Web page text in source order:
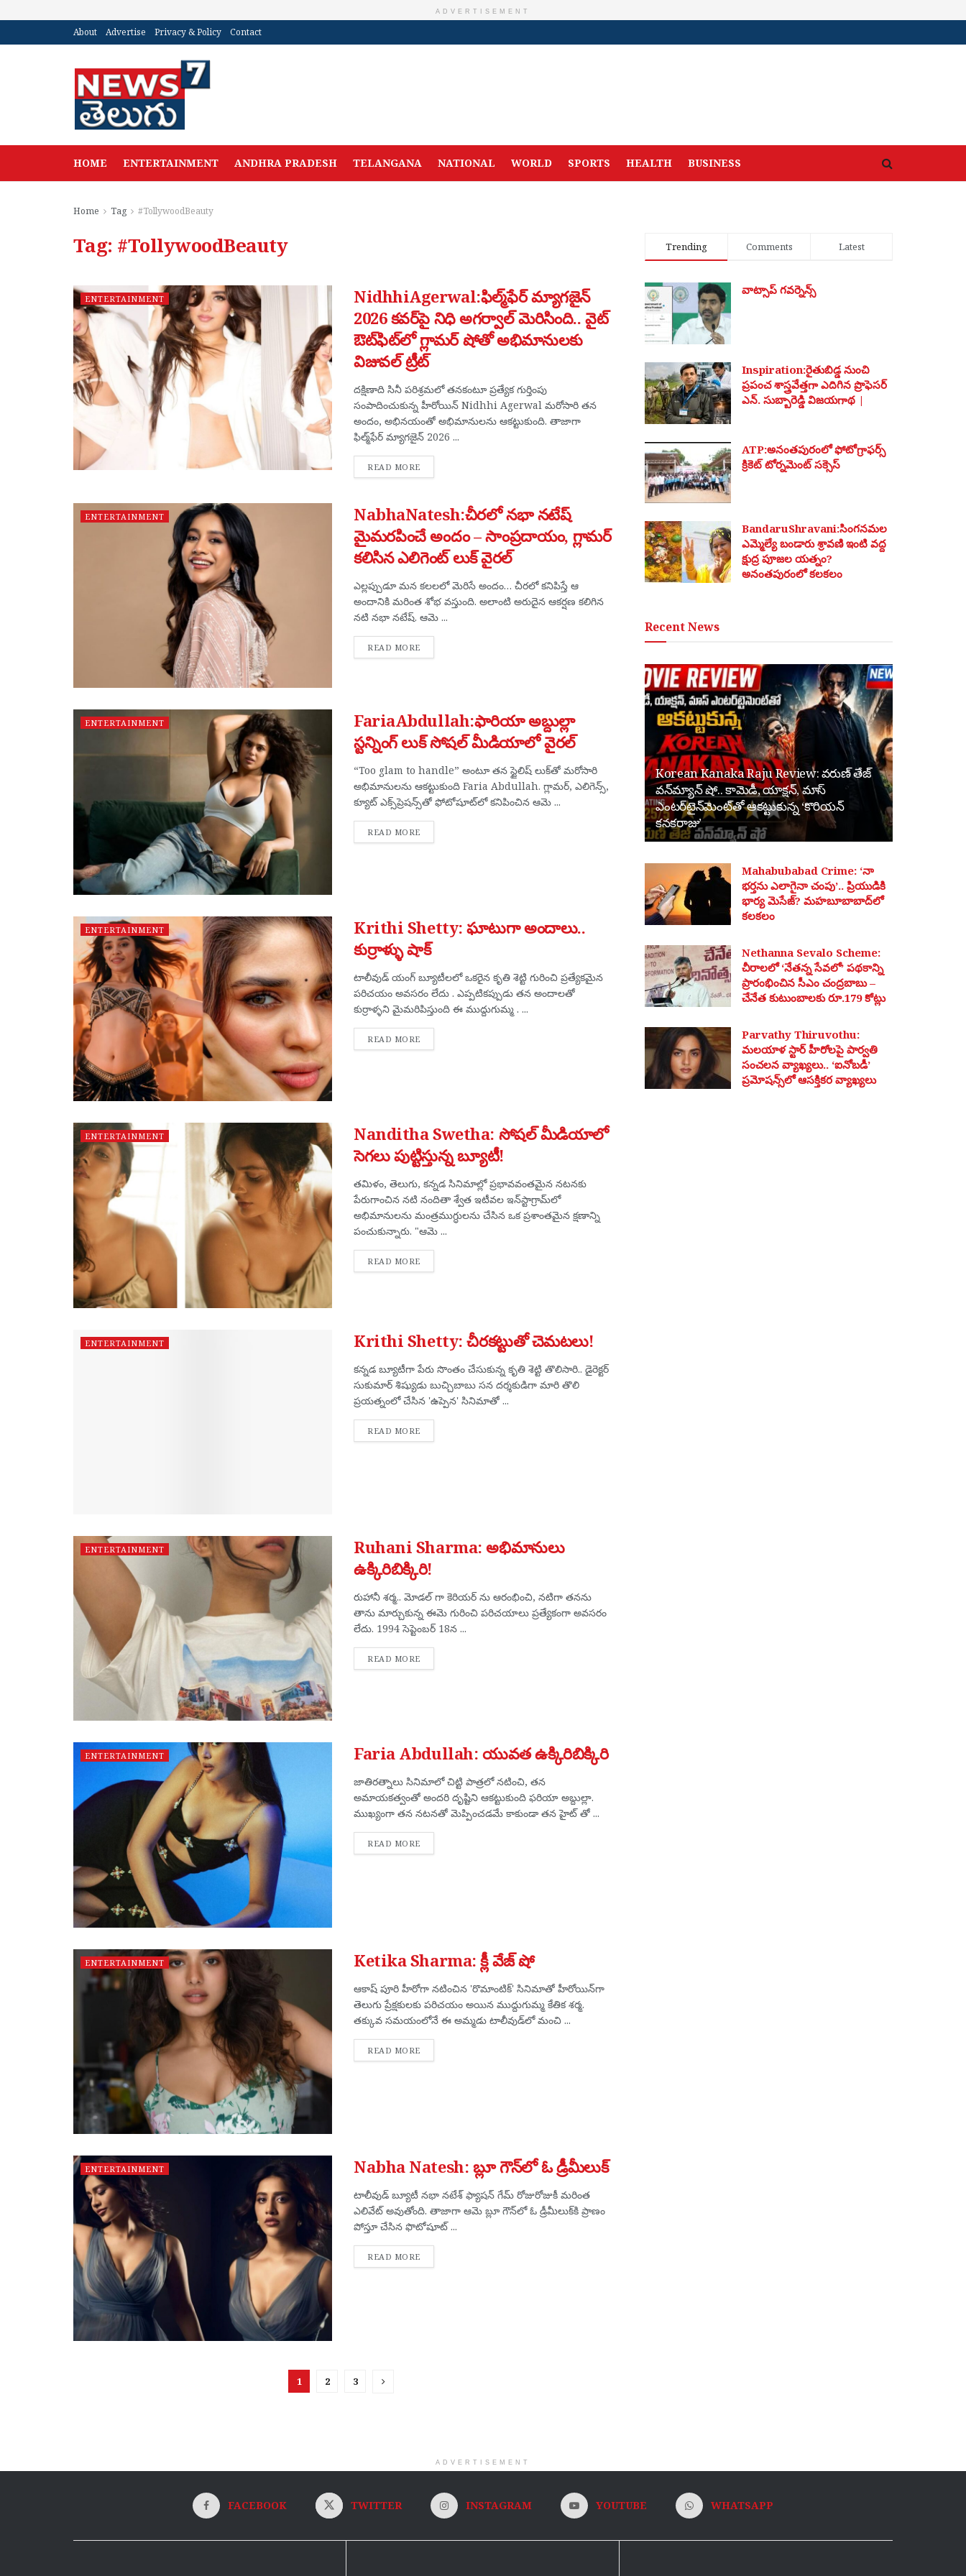
ADVERTISEMENT
About Advertise Privacy & Policy Contact
HOME ENTERTAINMENT ANDHRA PRADESH TELANGANA NATIONAL WORLD SPORTS HEALTH BUSINESS
Home Tag #TollywoodBeauty
Tag: #TollywoodBeauty
ENTERTAINMENT
NidhhiAgerwal:ఫిల్మ్‌ఫేర్ మ్యాగజైన్
2026 కవర్‌పై నిధి అగర్వాల్ మెరిసింది.. వైట్
ఔట్‌ఫిట్‌లో గ్లామర్ షోతో అభిమానులకు
విజువల్ ట్రీట్
దక్షిణాది సినీ పరిశ్రమలో తనకంటూ ప్రత్యేక గుర్తింపు
సంపాదించుకున్న హీరోయిన్ Nidhhi Agerwal మరోసారి తన
అందం, అభినయంతో అభిమానులను ఆకట్టుకుంది. తాజాగా
ఫిల్మ్‌ఫేర్ మ్యాగజైన్ 2026 ...
READ MOREDETAILS
ENTERTAINMENT
NabhaNatesh:చీరలో నభా నటేష్
మైమరపించే అందం – సాంప్రదాయం, గ్లామర్
కలిసిన ఎలిగెంట్ లుక్ వైరల్
ఎల్లప్పుడూ మన కలలలో మెరిసే అందం… చీరలో కనిపిస్తే ఆ
అందానికి మరింత శోభ వస్తుంది. అలాంటి అరుదైన ఆకర్షణ కలిగిన
నటి నభా నటేష్. ఆమె ...
READ MOREDETAILS
ENTERTAINMENT
FariaAbdullah:ఫారియా అబ్దుల్లా
స్టన్నింగ్ లుక్ సోషల్ మీడియాలో వైరల్
“Too glam to handle” అంటూ తన స్టైలిష్ లుక్‌తో మరోసారి
అభిమానులను ఆకట్టుకుంది Faria Abdullah. గ్లామర్, ఎలిగెన్స్,
క్యూట్ ఎక్స్‌ప్రెషన్స్‌తో ఫోటోషూట్‌లో కనిపించిన ఆమె ...
READ MOREDETAILS
ENTERTAINMENT
Krithi Shetty: ఘాటుగా అందాలు..
కుర్రాళ్ళు షాక్
టాలీవుడ్ యంగ్ బ్యూటీలలో ఒకరైన కృతి శెట్టి గురించి ప్రత్యేకమైన
పరిచయం అవసరం లేదు . ఎప్పటికప్పుడు తన అందాలతో
కుర్రాళ్ళని మైమరిపిస్తుంది ఈ ముద్దుగుమ్మ . ...
READ MOREDETAILS
ENTERTAINMENT
Nanditha Swetha: సోషల్ మీడియాలో
సెగలు పుట్టిస్తున్న బ్యూటీ!
తమిళం, తెలుగు, కన్నడ సినిమాల్లో ప్రభావవంతమైన నటనకు
పేరుగాంచిన నటి నందితా శ్వేత ఇటీవల ఇన్‌స్టాగ్రామ్‌లో
అభిమానులను మంత్రముగ్ధులను చేసిన ఒక ప్రశాంతమైన క్షణాన్ని
పంచుకున్నారు. "ఆమె ...
READ MOREDETAILS
ENTERTAINMENT Krithi Shetty: చీరకట్టుతో చెమటలు!
కన్నడ బ్యూటీగా పేరు సొంతం చేసుకున్న కృతి శెట్టి తొలిసారి.. డైరెక్టర్
సుకుమార్ శిష్యుడు బుచ్చిబాబు సన దర్శకుడిగా మారి తొలి
ప్రయత్నంలో చేసిన 'ఉప్పెన' సినిమాతో ...
READ MOREDETAILS
ENTERTAINMENT
Ruhani Sharma: అభిమానులు
ఉక్కిరిబిక్కిరి!
రుహానీ శర్మ.. మోడల్ గా కెరియర్ ను ఆరంభించి, నటిగా తనను
తాను మార్చుకున్న ఈమె గురించి పరిచయాలు ప్రత్యేకంగా అవసరం
లేదు. 1994 సెప్టెంబర్ 18న ...
READ MOREDETAILS
ENTERTAINMENT Faria Abdullah: యువత ఉక్కిరిబిక్కిరి
జాతిరత్నాలు సినిమాలో చిట్టి పాత్రలో నటించి, తన
అమాయకత్వంతో అందరి దృష్టిని ఆకట్టుకుంది ఫరియా అబ్దుల్లా.
ముఖ్యంగా తన నటనతో మెప్పించడమే కాకుండా తన హైట్ తో ...
READ MOREDETAILS
ENTERTAINMENT Ketika Sharma: క్లీ వేజ్‌ షో
ఆకాష్ పూరి హీరోగా నటించిన 'రొమాంటిక్‌' సినిమాతో హీరోయిన్‌గా
తెలుగు ప్రేక్షకులకు పరిచయం అయిన ముద్దుగుమ్మ కేతిక శర్మ.
తక్కువ సమయంలోనే ఈ అమ్మడు టాలీవుడ్‌లో మంచి ...
READ MOREDETAILS
ENTERTAINMENT Nabha Natesh: బ్లూ గౌన్‌లో ఓ డ్రీమీలుక్‌
టాలీవుడ్ బ్యూటీ నభా నటేశ్ ఫ్యాషన్ గేమ్ రోజురోజుకీ మరింత
ఎలివేట్ అవుతోంది. తాజాగా ఆమె బ్లూ గౌన్‌లో ఓ డ్రీమీలుక్‌కి ప్రాణం
పోస్తూ చేసిన ఫొటోషూట్ ...
READ MOREDETAILS
1 2 3
Trending Comments Latest
వాట్సాప్ గవర్నెన్స్
Inspiration:రైతుబిడ్డ నుంచి
ప్రపంచ శాస్త్రవేత్తగా ఎదిగిన ప్రొఫెసర్
ఎన్. సుబ్బారెడ్డి విజయగాథ |
ATP:అనంతపురంలో ఫోటోగ్రాఫర్స్
క్రికెట్ టోర్నమెంట్ సక్సెస్
BandaruShravani:సింగనమల
ఎమ్మెల్యే బండారు శ్రావణి ఇంటి వద్ద
క్షుద్ర పూజల యత్నం?
అనంతపురంలో కలకలం
Recent News
Korean Kanaka Raju Review: వరుణ్ తేజ్
వన్‌మ్యాన్ షో.. కామెడీ, యాక్షన్, మాస్
ఎంటర్‌టైన్‌మెంట్‌తో ఆకట్టుకున్న ‘కొరియన్
కనకరాజు’
Mahabubabad Crime: ‘నా
భర్తను ఎలాగైనా చంపు’.. ప్రియుడికి
భార్య మెసేజ్? మహబూబాబాద్‌లో
కలకలం
Nethanna Sevalo Scheme:
చీరాలలో ‘నేతన్న సేవలో’ పథకాన్ని
ప్రారంభించిన సీఎం చంద్రబాబు –
చేనేత కుటుంబాలకు రూ.179 కోట్లు
Parvathy Thiruvothu:
మలయాళ స్టార్ హీరోలపై పార్వతి
సంచలన వ్యాఖ్యలు.. ‘ఐనోబడీ’
ప్రమోషన్స్‌లో ఆసక్తికర వ్యాఖ్యలు
ADVERTISEMENT
FACEBOOK TWITTER INSTAGRAM YOUTUBE WHATSAPP